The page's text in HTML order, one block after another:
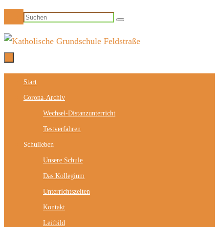
Inhalt
Suchen
Suchen
Inhalt
Start
Corona-Archiv
Wechsel-Distanzunterricht
Testverfahren
Schulleben
Unsere Schule
Das Kollegium
Unterrichtszeiten
Kontakt
Leitbild